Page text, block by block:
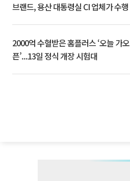
브랜드, 용산 대통령실 CI 업체가 수행
2000억 수혈받은 홈플러스 ‘오늘 가오
픈’...13일 정식 개장 시험대